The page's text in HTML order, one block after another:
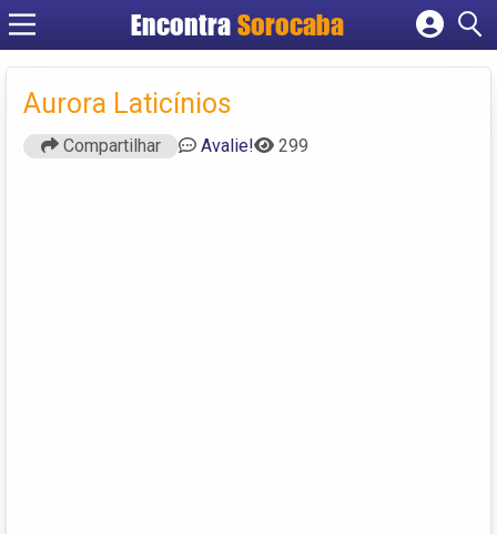
EncontraSorocaba
Cadastrar empresa
Criar conta
Aurora Laticínios
Compartilhar Avalie! 299